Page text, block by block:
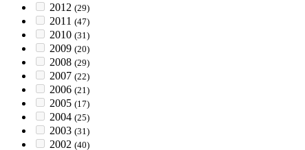
2012 (29)
2011 (47)
2010 (31)
2009 (20)
2008 (29)
2007 (22)
2006 (21)
2005 (17)
2004 (25)
2003 (31)
2002 (40)